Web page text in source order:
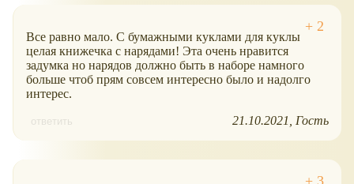
Все равно мало. С бумажными куклами для куклы
целая книжечка с нарядами! Эта очень нравится
задумка но нарядов должно быть в наборе намного
больше чтоб прям совсем интересно было и надолго
интерес.
ответить 21.10.2021 Гость